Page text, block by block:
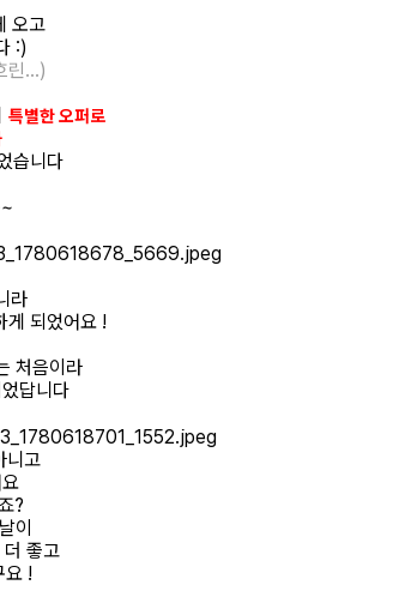
오고
:)
린...)
특별한 오퍼로
습니다
라
게 되었어요 !
처음이라
답니다
니고
?
이
좋고
요 !